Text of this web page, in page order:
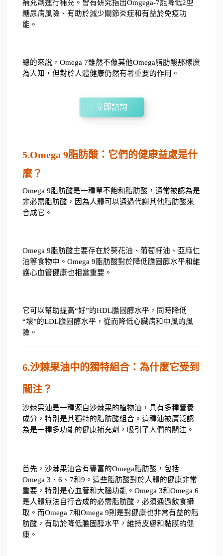
補充劑進行補充。曾有研究指出Omgega-7能降低2型
糖尿病風險、有助於減少關節炎症和有益於免疫功
能。
總的來說，Omega 7雖然不像其他Omega脂肪酸那樣廣
為人知，但對於人體健康仍然有著重要的作用。
立即諮詢
5.Omega 9脂肪酸：它們的健康益處是什
麼？
Omega 9脂肪酸是一種單不飽和脂肪酸，通常被認為是
非必需脂肪酸，因為人體可以通過代謝其他脂肪酸來
合成它。
Omega 9脂肪酸主要存在於葵花油、葡萄籽油、亞麻仁
油等食物中。Omega 9脂肪酸對於降低膽固醇水平和維
護心血管健康也相當重要。
它可以幫助提高“好”的HDL膽固醇水平，同時降低
“壞”的LDL膽固醇水平，從而降低心臟病和中風的風
險。
6.沙棘果油中的獨特組合：為什麼它受到
關注？
沙棘果油是一種源自沙棘果的植物油，具有多種營養
成分，特別是其獨特的脂肪酸組合。這種油被廣泛認
為是一種多功能的健康補充劑，吸引了人們的關注。
首先，沙棘果油含有豐富的Omega脂肪酸，包括
Omega 3、6、7和9。這些脂肪酸對於人體的健康非常
重要，特別是心血管和大腦功能。Omega 3和Omega 6
是人體無法自行合成的必需脂肪酸，必須通過飲食攝
取。而Omega 7和Omega 9則是對健康也非常有益的脂
肪酸，有助於降低膽固醇水平，維持皮膚和黏膜的健
康。